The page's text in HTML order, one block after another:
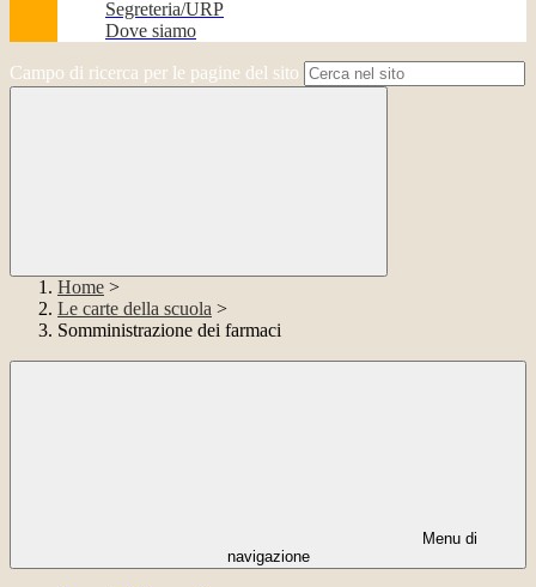
Segreteria/URP
Dove siamo
Campo di ricerca per le pagine del sito
Home >
Le carte della scuola >
Somministrazione dei farmaci
Menu di
navigazione